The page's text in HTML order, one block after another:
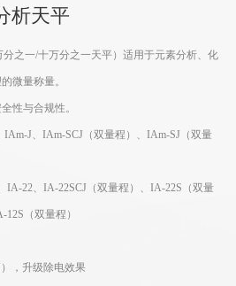
析天平
之一/十万分之一天平）适用于元素分析、化
微量称量。
性与合规性。
J、IAm-SCJ（双量程）、IAm-SJ（双量
IA-22、IA-22SCJ（双量程）、IA-22S（双量
（双量程）
，升级除电效果